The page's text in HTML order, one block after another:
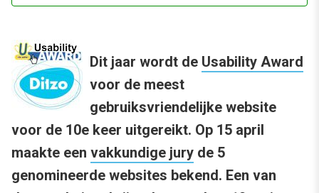
Dit jaar wordt de Usability Award
voor de meest
gebruiksvriendelijke website
voor de 10e keer uitgereikt. Op 15 april
maakte een vakkundige jury de 5
genomineerde websites bekend. Een van